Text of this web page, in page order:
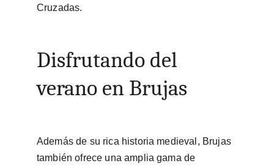
Cruzadas.
Disfrutando del
verano en Brujas
Además de su rica historia medieval, Brujas
también ofrece una amplia gama de